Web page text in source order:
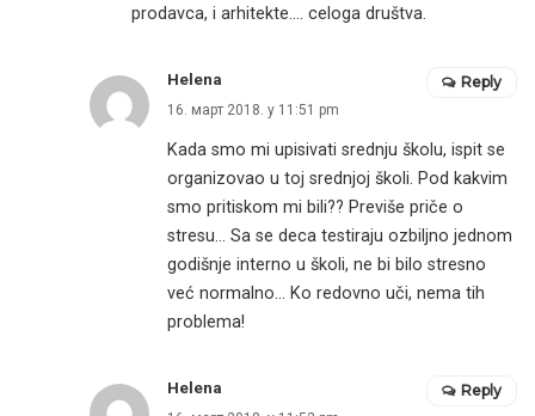
prodavca, i arhitekte…. celoga društva.
Helena
16. март 2018. у 11:51 pm
Kada smo mi upisivati srednju školu, ispit se
organizovao u toj srednjoj školi. Pod kakvim
smo pritiskom mi bili?? Previše priče o
stresu… Sa se deca testiraju ozbiljno jednom
godišnje interno u školi, ne bi bilo stresno
već normalno… Ko redovno uči, nema tih
problema!
Reply
Helena Reply